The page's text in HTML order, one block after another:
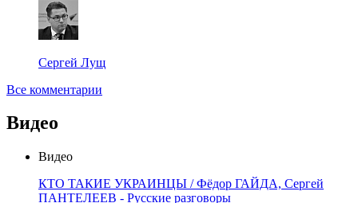
Сергей Лущ
Все комментарии
Видео
Видео
КТО ТАКИЕ УКРАИНЦЫ / Фёдор ГАЙДА, Сергей
ПАНТЕЛЕЕВ - Русские разговоры